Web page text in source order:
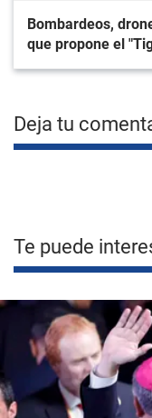
Bombardeos,
que propone el
Deja tu
Te puede